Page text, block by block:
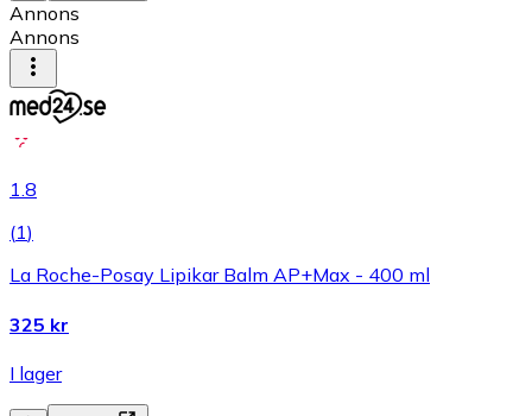
Annons
Annons
1.8
(1)
La Roche-Posay Lipikar Balm AP+Max - 400 ml
325 kr
I lager